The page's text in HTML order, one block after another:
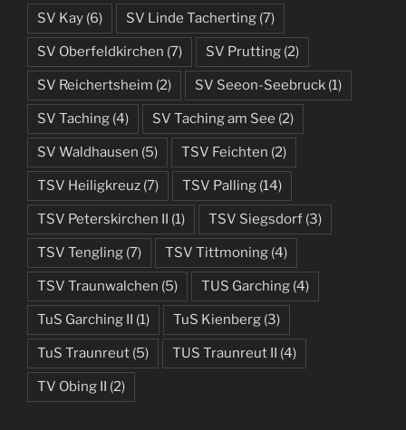
SV Kay (6) SV Linde Tacherting (7)
SV Oberfeldkirchen (7) SV Prutting (2)
SV Reichertsheim (2) SV Seeon-Seebruck (1)
SV Taching (4) SV Taching am See (2)
SV Waldhausen (5) TSV Feichten (2)
TSV Heiligkreuz (7) TSV Palling (14)
TSV Peterskirchen II (1) TSV Siegsdorf (3)
TSV Tengling (7) TSV Tittmoning (4)
TSV Traunwalchen (5) TUS Garching (4)
TuS Garching II (1) TuS Kienberg (3)
TuS Traunreut (5) TUS Traunreut II (4)
TV Obing II (2)